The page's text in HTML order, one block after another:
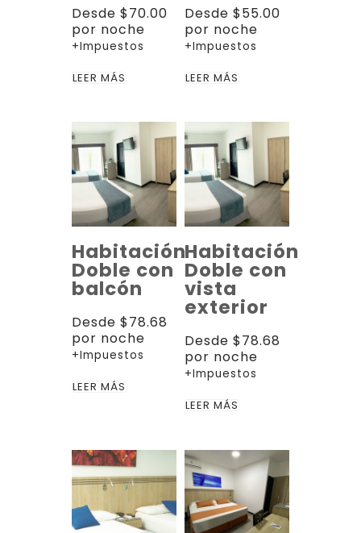
Desde $70.00
por noche
+Impuestos
LEER MÁS
Desde$55.00
por noche
+Impuestos
LEER MÁS
Habitación
Doble con
balcón
Desde $78.68
por noche
+Impuestos
LEER MÁS
Habitación
Doble con
vista
exterior
Desde$78.68
por noche
+Impuestos
LEER MÁS